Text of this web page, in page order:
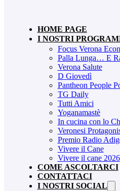
HOME PAGE
I NOSTRI
Focus Verona
Palla Lunga… E
Verona Salute
D Giovedì
Pantheon People
TG Daily
Tutti Amici
Yoganamastè
In cucina con lo
Veronesi
Premio Radio
Vivere il Cane
Vivere il cane 2026
COME ASCOLTARCI
CONTATTACI
I NOSTRI SOCIAL